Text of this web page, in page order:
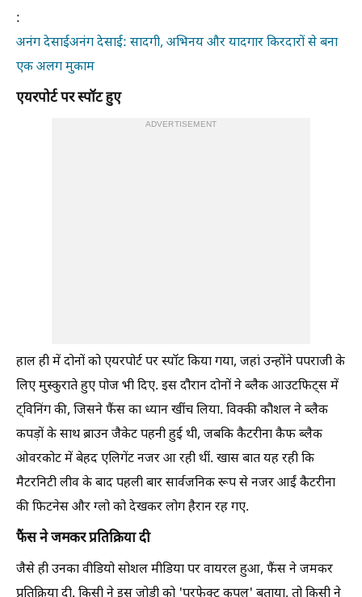
:
अनंग देसाईअनंग देसाई: सादगी, अभिनय और यादगार किरदारों से बना
एक अलग मुकाम
एयरपोर्ट पर स्पॉट हुए
ADVERTISEMENT
हाल ही में दोनों को एयरपोर्ट पर स्पॉट किया गया, जहां उन्होंने पपराजी के
लिए मुस्कुराते हुए पोज भी दिए. इस दौरान दोनों ने ब्लैक आउटफिट्स में
ट्विनिंग की, जिसने फैंस का ध्यान खींच लिया. विक्की कौशल ने ब्लैक
कपड़ों के साथ ब्राउन जैकेट पहनी हुई थी, जबकि कैटरीना कैफ ब्लैक
ओवरकोट में बेहद एलिगेंट नजर आ रही थीं. खास बात यह रही कि
मैटरनिटी लीव के बाद पहली बार सार्वजनिक रूप से नजर आईं कैटरीना
की फिटनेस और ग्लो को देखकर लोग हैरान रह गए.
फैंस ने जमकर प्रतिक्रिया दी
जैसे ही उनका वीडियो सोशल मीडिया पर वायरल हुआ, फैंस ने जमकर